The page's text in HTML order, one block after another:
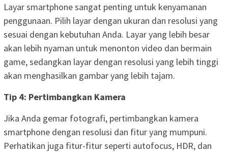
Layar smartphone sangat penting untuk kenyamanan
penggunaan. Pilih layar dengan ukuran dan resolusi yang
sesuai dengan kebutuhan Anda. Layar yang lebih besar
akan lebih nyaman untuk menonton video dan bermain
game, sedangkan layar dengan resolusi yang lebih tinggi
akan menghasilkan gambar yang lebih tajam.
Tip 4: Pertimbangkan Kamera
Jika Anda gemar fotografi, pertimbangkan kamera
smartphone dengan resolusi dan fitur yang mumpuni.
Perhatikan juga fitur-fitur seperti autofocus, HDR, dan